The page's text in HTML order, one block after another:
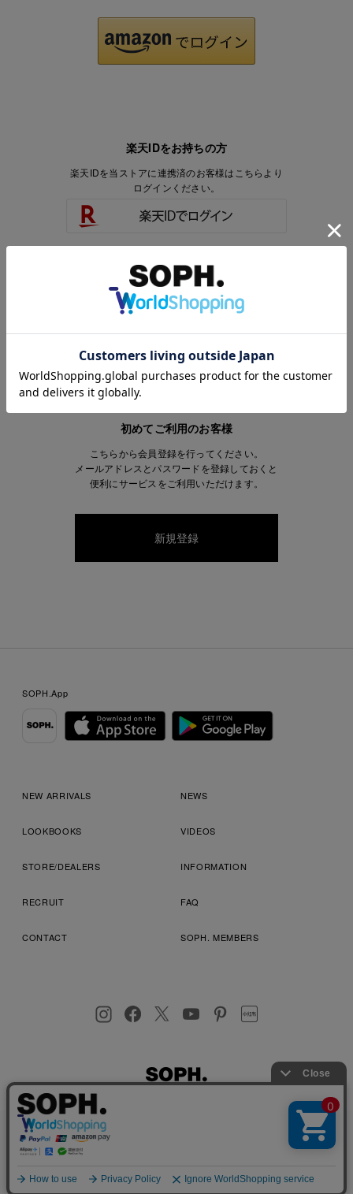
楽天IDをお持ちの方
楽天IDを当ストアに連携済のお客様はこちらより
ログインください。
楽天IDをお持ちで、当ストアのアカウントを
お持ちでないお客様はこちらより
会員登録いただけます。
初めてご利用のお客様
こちらから会員登録を行ってください。
メールアドレスとパスワードを登録しておくと
便利にサービスをご利用いただけます。
SOPH.App
NEW ARRIVALS NEWS
LOOKBOOKS VIDEOS
STORE/DEALERS INFORMATION
RECRUIT FAQ
CONTACT SOPH. MEMBERS
プライバシーポリシー
店舗受取サービス
お客様により良いサービスを提供するため、cookie(クッキー)を
使用することがございます。 詳しくは
プライバシーポリシーを
ご確認ください。
OK